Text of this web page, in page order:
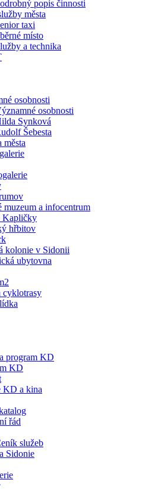
popis činnosti
města
taxi
místo
a technika
osobnosti
osobnosti
Synková
Šebesta
muzeum a infocentrum
Kapličky
hřbitov
kolonie v Sidonii
ubytovna
cyklotrasy
program KD
KD
KD a kina
řád
služeb
Sidonie